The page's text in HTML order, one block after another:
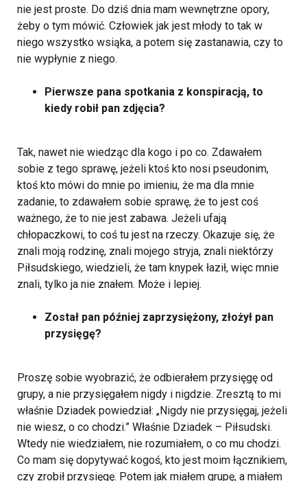
nie jest proste. Do dziś dnia mam wewnętrzne opory,
żeby o tym mówić. Człowiek jak jest młody to tak w
niego wszystko wsiąka, a potem się zastanawia, czy to
nie wypłynie z niego.
Pierwsze pana spotkania z konspiracją, to
kiedy robił pan zdjęcia?
Tak, nawet nie wiedząc dla kogo i po co. Zdawałem
sobie z tego sprawę, jeżeli ktoś kto nosi pseudonim,
ktoś kto mówi do mnie po imieniu, że ma dla mnie
zadanie, to zdawałem sobie sprawę, że to jest coś
ważnego, że to nie jest zabawa. Jeżeli ufają
chłopaczkowi, to coś tu jest na rzeczy. Okazuje się, że
znali moją rodzinę, znali mojego stryja, znali niektórzy
Piłsudskiego, wiedzieli, że tam knypek łaził, więc mnie
znali, tylko ja nie znałem. Może i lepiej.
Został pan później zaprzysiężony, złożył pan
przysięgę?
Proszę sobie wyobrazić, że odbierałem przysięgę od
grupy, a nie przysięgałem nigdy i nigdzie. Zresztą to mi
właśnie Dziadek powiedział: „Nigdy nie przysięgaj, jeżeli
nie wiesz, o co chodzi.” Właśnie Dziadek – Piłsudski.
Wtedy nie wiedziałem, nie rozumiałem, o co mu chodzi.
Co mam się dopytywać kogoś, kto jest moim łącznikiem,
czy zrobił przysięgę. Potem jak miałem grupę, a miałem